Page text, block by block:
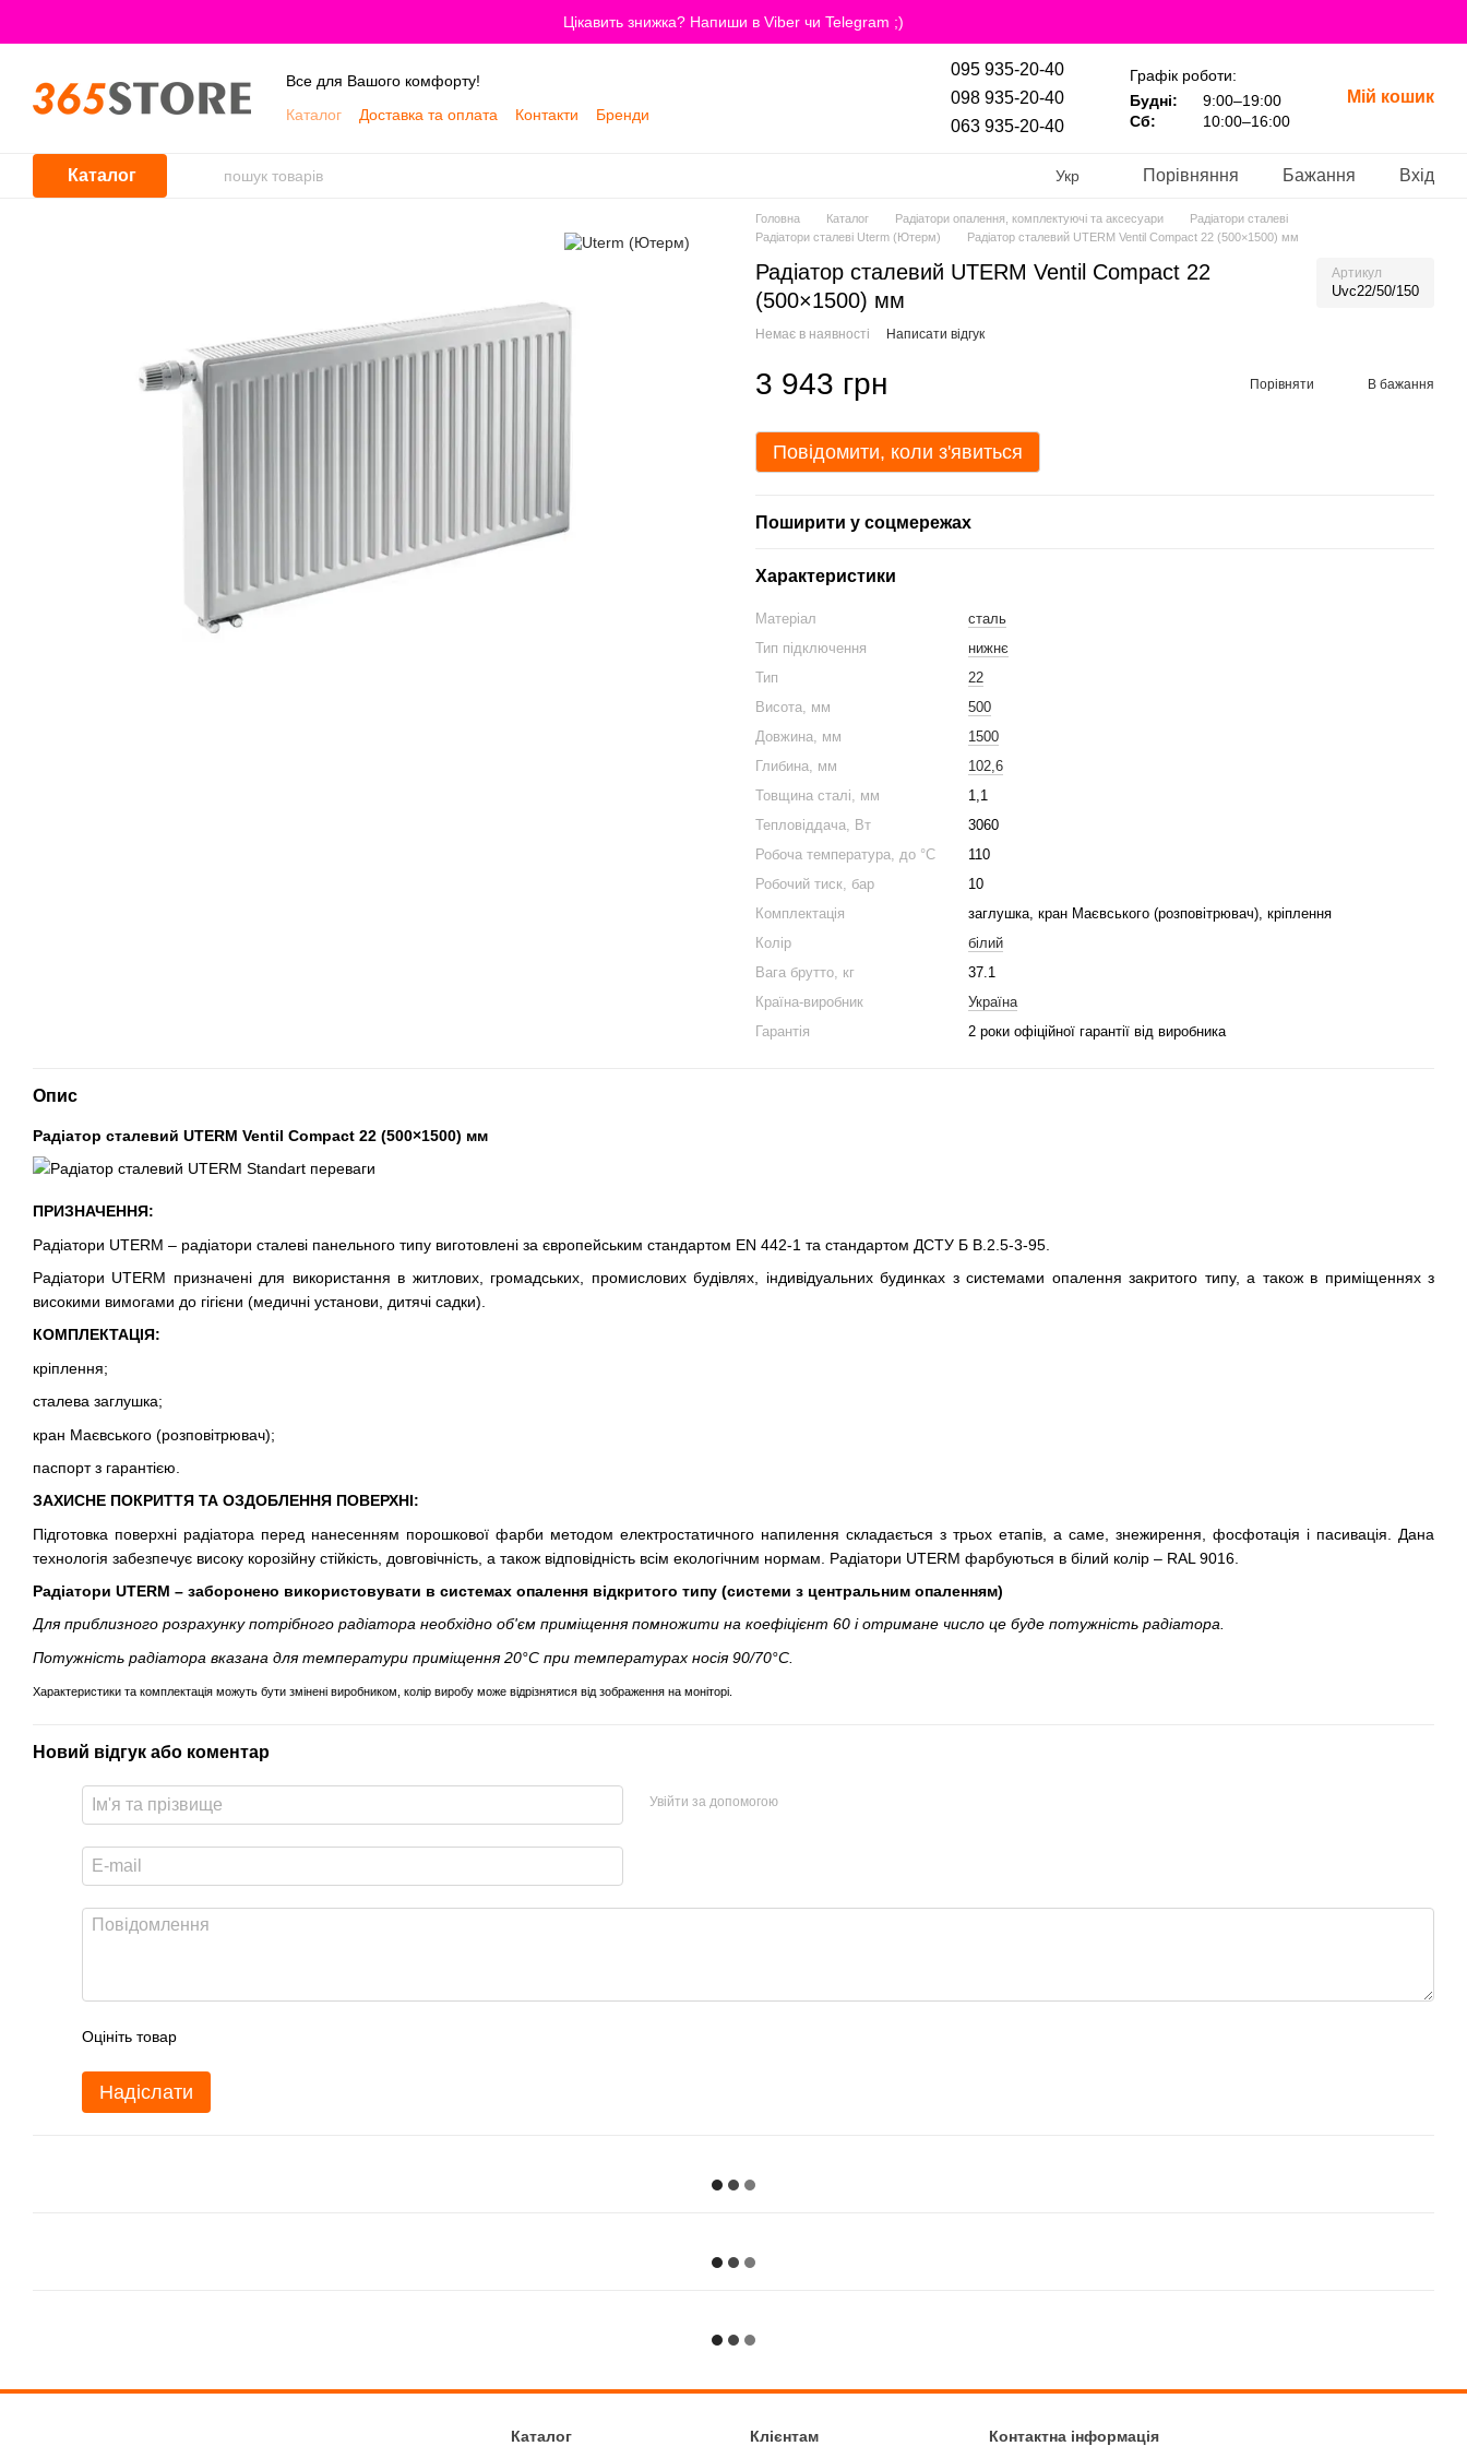
Цікавить знижка? Напиши в Viber чи Telegram ;)
Все для Вашого комфорту!
Каталог
Доставка та оплата Контакти
Бренди
095 935-20-40
098 935-20-40
063 935-20-40
Графік роботи:
Будні:
9:00–19:00
Сб:
10:00–16:00
Мій кошик
Каталог Укр Порівняння Бажання Вхід
Головна Каталог Радіатори опалення, комплектуючі та аксесуари
Радіатори сталеві
Радіатори сталеві Uterm (Ютерм)
Радіатор сталевий UTERM Ventil Compact 22 (500×1500) мм
Радіатор сталевий UTERM Ventil Compact 22
(500×1500) мм
Артикул
Uvc22/50/150
Немає в наявності Написати відгук
3 943 грн Порівняти В бажання
Повідомити, коли з'явиться
Поширити у соцмережах
Характеристики
Матеріал
сталь
Тип підключення
нижнє
Тип
22
Висота, мм
500
Довжина, мм
1500
Глибина, мм
102,6
Товщина сталі, мм
1,1
Тепловіддача, Вт
3060
Робоча температура, до °С
110
Робочий тиск, бар
10
Комплектація
заглушка, кран Маєвського (розповітрювач), кріплення
Колір
білий
Вага брутто, кг
37.1
Країна-виробник
Україна
Гарантія
2 роки офіційної гарантії від виробника
Опис
Радіатор сталевий UTERM Ventil Compact 22 (500×1500) мм
ПРИЗНАЧЕННЯ:
Радіатори UTERM – радіатори сталеві панельного типу виготовлені за європейським стандартом EN 442-1 та стандартом ДСТУ Б В.2.5-3-95.
Радіатори UTERM призначені для використання в житлових, громадських, промислових будівлях, індивідуальних будинках з системами опалення закритого типу, а також в приміщеннях з
високими вимогами до гігієни (медичні установи, дитячі садки).
КОМПЛЕКТАЦІЯ:
кріплення;
сталева заглушка;
кран Маєвського (розповітрювач);
паспорт з гарантією.
ЗАХИСНЕ ПОКРИТТЯ ТА ОЗДОБЛЕННЯ ПОВЕРХНІ:
Підготовка поверхні радіатора перед нанесенням порошкової фарби методом електростатичного напилення складається з трьох етапів, а саме, знежирення, фосфотація і пасивація. Дана
технологія забезпечує високу корозійну стійкість, довговічність, а також відповідність всім екологічним нормам. Радіатори UTERM фарбуються в білий колір – RAL 9016.
Радіатори UTERM – заборонено використовувати в системах опалення вiдкритого типу (системи з центральним опаленням)
Для приблизного розрахунку потрібного радіатора необхідно об'єм приміщення помножити на коефіцієнт 60 і отримане число це буде потужність радіатора.
Потужність радіатора вказана для температури приміщення 20°С при температурах носія 90/70°С.
Характеристики та комплектація можуть бути змінені виробником, колір виробу може відрізнятися від зображення на моніторі.
Новий відгук або коментар
Увійти за допомогою
Оцініть товар
Надіслати
Каталог Клієнтам Контактна інформація